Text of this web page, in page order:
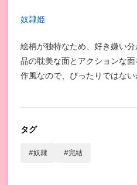
奴隷姫
絵柄が独特なため、好き嫌い
品の耽美な面とアクションな
作風なので、ぴったりではない
タグ
#奴隷 #完結